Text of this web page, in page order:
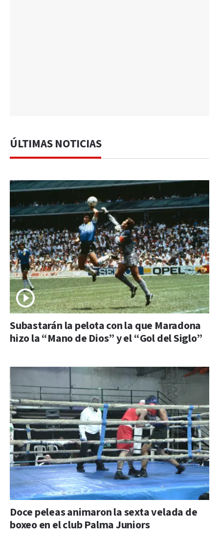
ÚLTIMAS NOTICIAS
Subastarán la pelota con la que Maradona
hizo la “Mano de Dios” y el “Gol del Siglo”
Doce peleas animaron la sexta velada de
boxeo en el club Palma Juniors